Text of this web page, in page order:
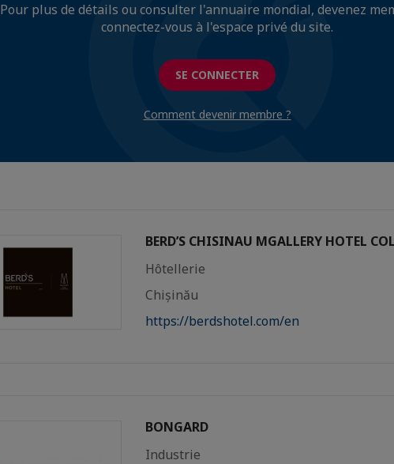
Pour plus de détails ou consulter l'annuaire mondial, devenez
connectez-vous à l'espace privé du site.
SE CONNECTER
Comment devenir membre ?
BERD’S CHISINAU MGALLERY HOTEL
Hôtellerie
Chișinău
https://berdshotel.com/en
BONGARD
Industrie